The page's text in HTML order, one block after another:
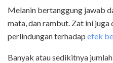
Melanin bertanggung jawab
mata, dan rambut. Zat ini
perlindungan terhadap efek
Banyak atau sedikitnya